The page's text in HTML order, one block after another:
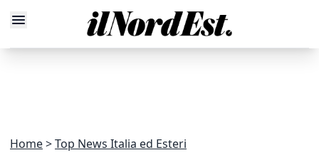
Home Top News Italia ed Esteri